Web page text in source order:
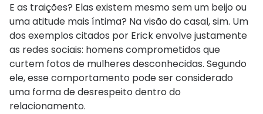
E as traições? Elas existem mesmo sem um beijo ou
uma atitude mais íntima? Na visão do casal, sim. Um
dos exemplos citados por Erick envolve justamente
as redes sociais: homens comprometidos que
curtem fotos de mulheres desconhecidas. Segundo
ele, esse comportamento pode ser considerado
uma forma de desrespeito dentro do
relacionamento.